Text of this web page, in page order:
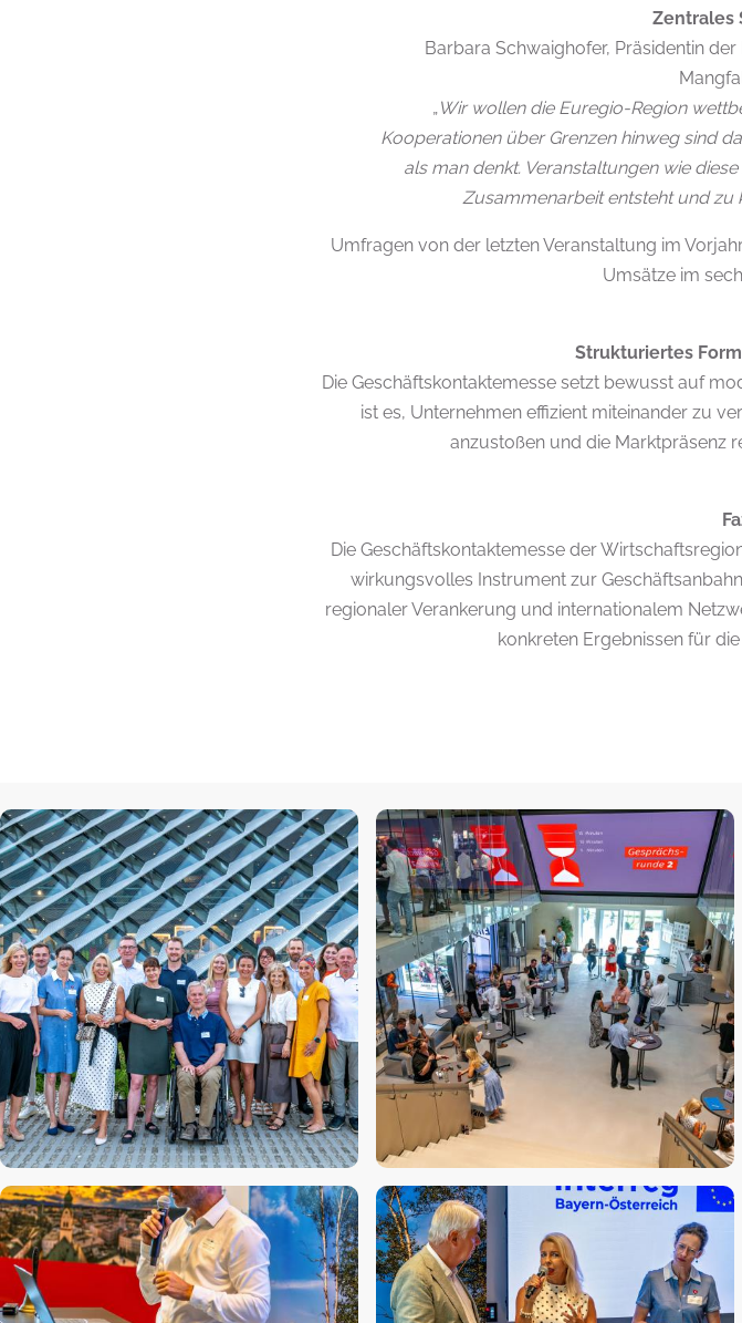
Zentrales
Barbara Schwaighofer, Präsidentin
„Wir wollen die Euregio-Region
Kooperationen über Grenzen hinweg sind
als man denkt. Veranstaltungen wie
Zusammenarbeit entsteht und zu
Umfragen von der letzten Veranstaltung im
Umsätze im
Strukturiertes
Die Geschäftskontaktemesse setzt bewusst auf
ist es, Unternehmen effizient miteinander zu
anzustoßen und die Marktpräsenz
Die Geschäftskontaktemesse der
wirkungsvolles Instrument zur
regionaler Verankerung und internationalem
konkreten Ergebnissen für